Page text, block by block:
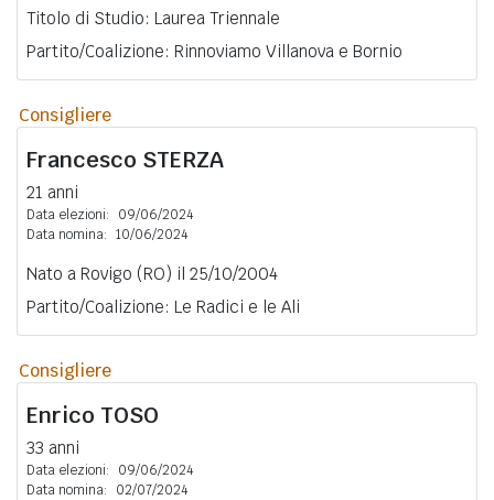
Titolo di Studio: Laurea Triennale
Partito/Coalizione: Rinnoviamo Villanova e Bornio
Consigliere
Francesco STERZA
21 anni
Data elezioni:
09/06/2024
Data nomina: 10/06/2024
Nato a Rovigo (RO) il 25/10/2004
Partito/Coalizione: Le Radici e le Ali
Consigliere
Enrico TOSO
33 anni
Data elezioni:
09/06/2024
Data nomina:
02/07/2024